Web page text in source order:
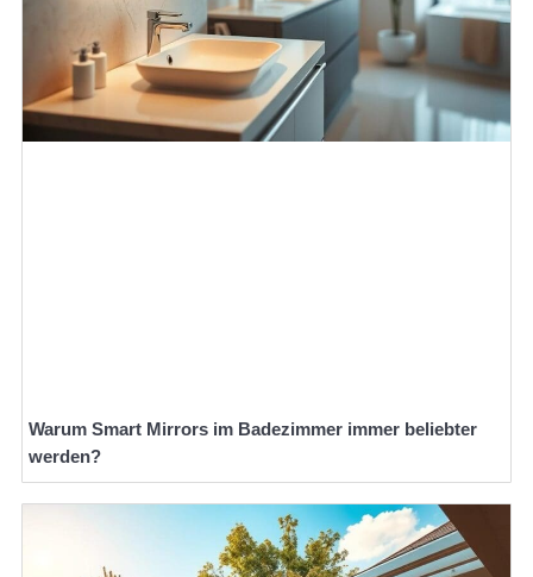
Warum Smart Mirrors im Badezimmer immer beliebter
werden?